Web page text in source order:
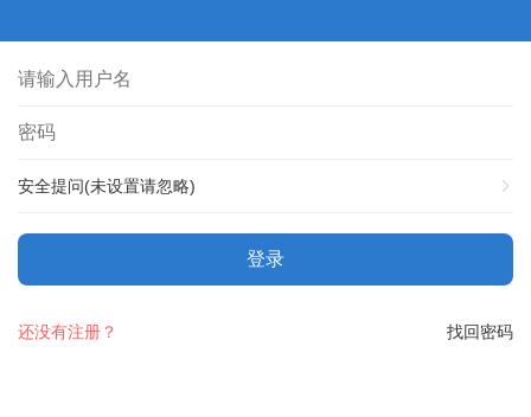
安全提问(未设置请忽略)
登录
找回密码
还没有注册？